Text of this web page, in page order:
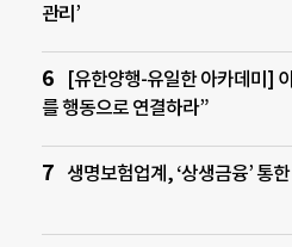
관리’
[유한양행-유일한 아카데미]
를 행동으로 연결하라”
생명보험업계, ‘상생금융’ 통